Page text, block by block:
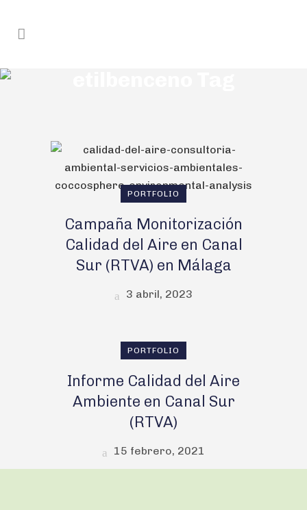
PORTFOLIO
Campaña Monitorización
Calidad del Aire en Canal
Sur (RTVA) en Málaga
3 abril, 2023
PORTFOLIO
Informe Calidad del Aire
Ambiente en Canal Sur
(RTVA)
15 febrero, 2021